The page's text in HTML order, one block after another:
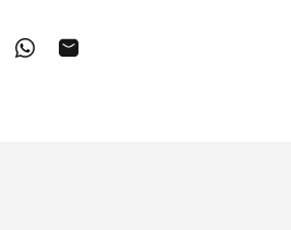
en Xen Telegram
Compartir en WhatsApp
Compartir por correo